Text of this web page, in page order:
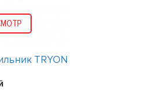
TRYON